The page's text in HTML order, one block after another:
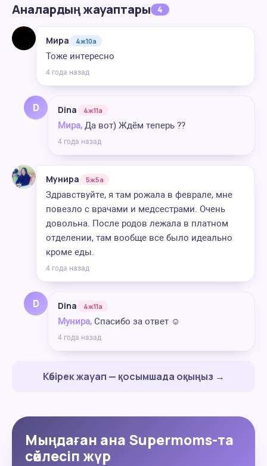
Аналардың жауаптары 4
Мира 4ж10а
Тоже интересно
4 года назад
D Dina 4ж11а
Мира, Да вот) Ждём теперь ??
4 года назад
Мунира 5ж5а
Здравствуйте, я там рожала в феврале, мне
повезло с врачами и медсестрами. Очень
довольна. После родов лежала в платном
отделении, там вообще все было идеально
кроме еды.
4 года назад
D Dina 4ж11а
Мунира, Спасибо за ответ ☺️
4 года назад
Көбірек жауап — қосымшада оқыңыз →
Мыңдаған ана Supermoms-та
сөйлесіп жүр